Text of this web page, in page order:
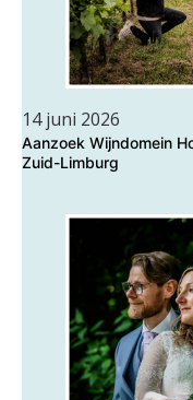
14 juni 2026
Aanzoek Wijndomein
Zuid-Limburg